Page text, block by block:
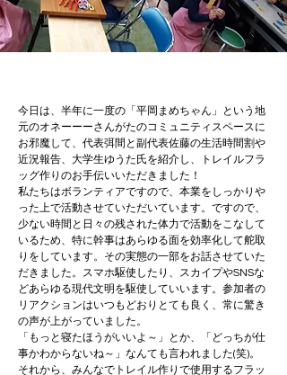
今日は、半年に一度の「平岡まめちゃん」という地
元のオネーーーさんがたのコミュニティスペースに
お邪魔して、代表弭間と副代表佐藤の生活時間割や
近況報告、大学生ゆうた氏を紹介し、トレイルフラ
ッグ作りのお手伝いいただきました！
私たちはボランティアですので、本業をしっかりや
った上で活動させていただいています。ですので、
少ない時間と日々の残された体力で活動をこなして
いるため、特に幹事はあらゆる面を効率化して舵取
りをしています。その実態の一部をお話させていた
だきました。スマホ駆使したり、スカイプやSNSな
どあらゆる現代文明を駆使していいます。参加者の
リアクションはいつもどおりとても良く、常に驚き
の声が上がっていました。
「もっと寝たほうがいいよ～」とか、「どっちが仕
事かわからないね～」なんても言われました(笑)。
それから、みんなでトレイル作りで使用するフラッ